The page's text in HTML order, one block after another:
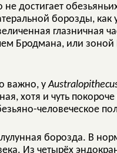
достигает
борозды,
глазничная
Бродмана, или
важно, у
хотя и чуть
человеческое
борозда. В
Из четырёх